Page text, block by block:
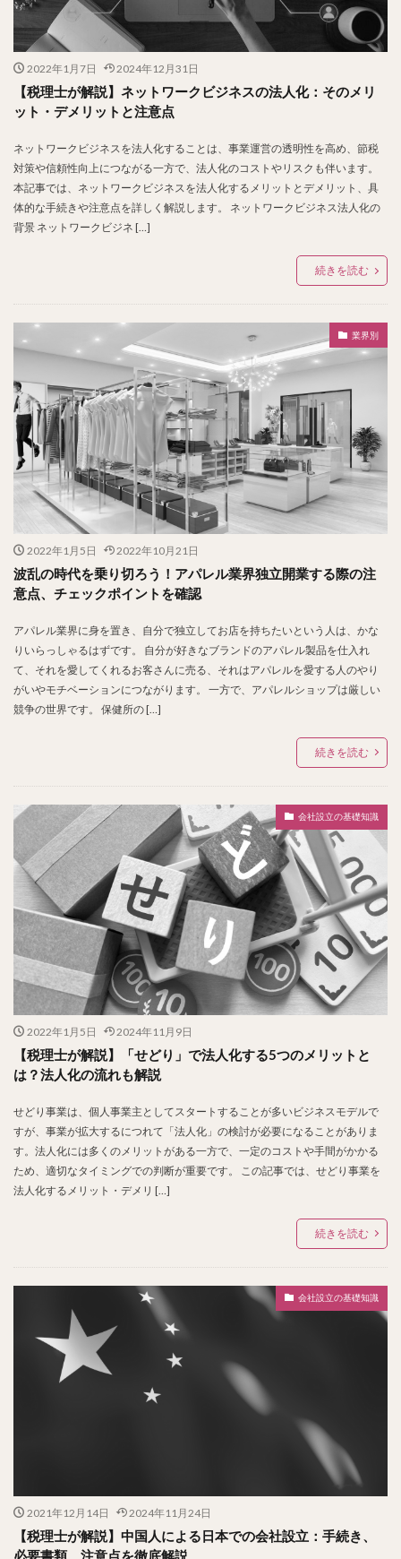
2022年1月7日 2024年12月31日
【税理士が解説】ネットワークビジネスの法人化：そのメリ
ット・デメリットと注意点
ネットワークビジネスを法人化することは、事業運営の透明性を高め、節税
対策や信頼性向上につながる一方で、法人化のコストやリスクも伴います。
本記事では、ネットワークビジネスを法人化するメリットとデメリット、具
体的な手続きや注意点を詳しく解説します。 ネットワークビジネス法人化の
背景 ネットワークビジネ […]
続きを読む
業界別
2022年1月5日 2022年10月21日
波乱の時代を乗り切ろう！アパレル業界独立開業する際の注
意点、チェックポイントを確認
アパレル業界に身を置き、自分で独立してお店を持ちたいという人は、かな
りいらっしゃるはずです。 自分が好きなブランドのアパレル製品を仕入れ
て、それを愛してくれるお客さんに売る、それはアパレルを愛する人のやり
がいやモチベーションにつながります。 一方で、アパレルショップは厳しい
競争の世界です。 保健所の […]
続きを読む
会社設立の基礎知識
2022年1月5日 2024年11月9日
【税理士が解説】「せどり」で法人化する5つのメリットと
は？法人化の流れも解説
せどり事業は、個人事業主としてスタートすることが多いビジネスモデルで
すが、事業が拡大するにつれて「法人化」の検討が必要になることがありま
す。法人化には多くのメリットがある一方で、一定のコストや手間がかかる
ため、適切なタイミングでの判断が重要です。 この記事では、せどり事業を
法人化するメリット・デメリ […]
続きを読む
会社設立の基礎知識
2021年12月14日 2024年11月24日
【税理士が解説】中国人による日本での会社設立：手続き、
必要書類、注意点を徹底解説